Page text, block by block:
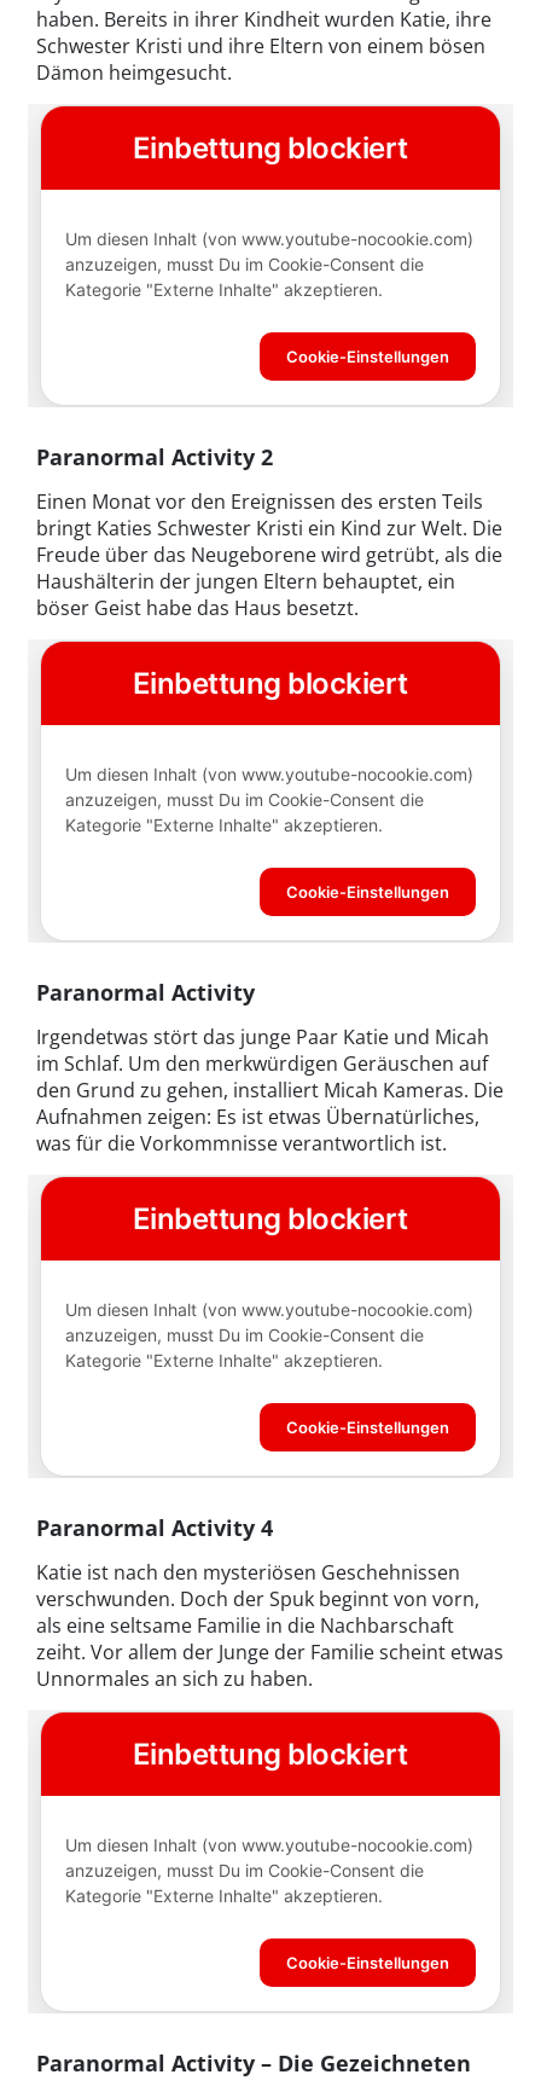
haben. Bereits in ihrer Kindheit wurden Katie, ihre
Schwester Kristi und ihre Eltern von einem bösen
Dämon heimgesucht.
Paranormal Activity 2
Einen Monat vor den Ereignissen des ersten Teils
bringt Katies Schwester Kristi ein Kind zur Welt. Die
Freude über das Neugeborene wird getrübt, als die
Haushälterin der jungen Eltern behauptet, ein
böser Geist habe das Haus besetzt.
Paranormal Activity
Irgendetwas stört das junge Paar Katie und Micah
im Schlaf. Um den merkwürdigen Geräuschen auf
den Grund zu gehen, installiert Micah Kameras. Die
Aufnahmen zeigen: Es ist etwas Übernatürliches,
was für die Vorkommnisse verantwortlich ist.
Paranormal Activity 4
Katie ist nach den mysteriösen Geschehnissen
verschwunden. Doch der Spuk beginnt von vorn,
als eine seltsame Familie in die Nachbarschaft
zeiht. Vor allem der Junge der Familie scheint etwas
Unnormales an sich zu haben.
Paranormal Activity – Die Gezeichneten